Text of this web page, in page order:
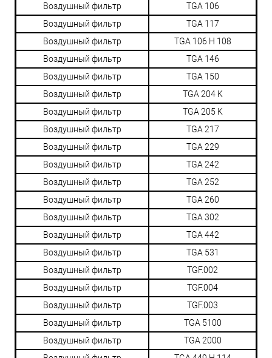
Воздушный фильтр
TGA 106
Воздушный фильтр
TGA 117
Воздушный фильтр
TGA 106 H 108
Воздушный фильтр
TGA 146
Воздушный фильтр
TGA 150
Воздушный фильтр
TGA 204 K
Воздушный фильтр
TGA 205 K
Воздушный фильтр
TGA 217
Воздушный фильтр
TGA 229
Воздушный фильтр
TGA 242
Воздушный фильтр
TGA 252
Воздушный фильтр
TGA 260
Воздушный фильтр
TGA 302
Воздушный фильтр
TGA 442
Воздушный фильтр
TGA 531
Воздушный фильтр
TGF.002
Воздушный фильтр
TGF.004
Воздушный фильтр
TGF.003
Воздушный фильтр
TGA 5100
Воздушный фильтр
TGA 2000